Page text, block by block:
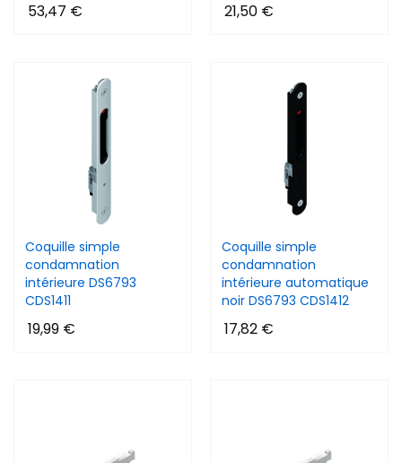
53,47 € 21,50 €
Coquille simple
condamnation
intérieure DS6793
CDS1411
19,99 €
Coquille simple
condamnation
intérieure automatique
noir DS6793 CDS1412
17,82 €